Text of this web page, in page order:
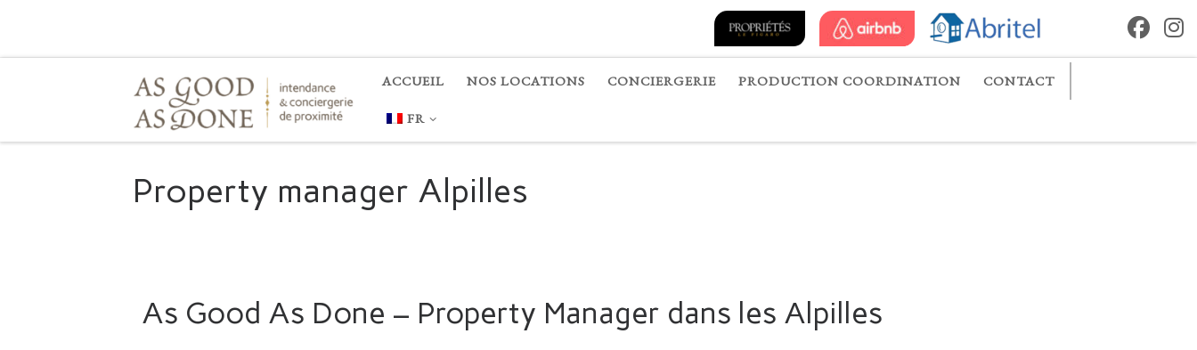
ACCUEIL NOS LOCATIONS CONCIERGERIE PRODUCTION COORDINATION CONTACT
FR
Property manager Alpilles
As Good As Done – Property Manager dans les Alpilles